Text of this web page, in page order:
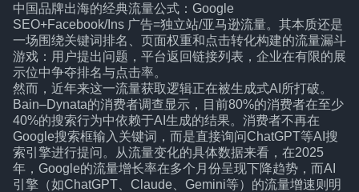
中国品牌出海的经典流量公式：Google
SEO+Facebook/Ins 广告=独立站/亚马逊流量。其本质还是
一场围绕关键词排名、页面权重和点击转化构建的流量漏斗
游戏：用户提出问题，平台返回链接列表，企业在有限的展
示位中争夺排名与点击率。
然而，近年来这一流量获取逻辑正在被生成式AI所打破。
Bain–Dynata的消费者调查显示，目前80%的消费者在至少
40%的搜索行为中依赖于AI生成的结果。消费者不再在
Google搜索框输入关键词，而是直接询问ChatGPT等AI搜
索引擎进行提问。从流量变化的具体数据来看，在2025
年，Google的流量增长率在多个月份呈现下降趋势，而AI
引擎（如ChatGPT、Claude、Gemini等）的流量增速则明